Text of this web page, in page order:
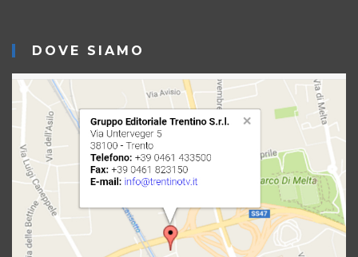
DOVE SIAMO